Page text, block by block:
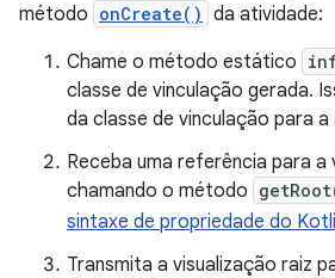
método onCreate() da atividade:
Chame o método estático
classe de vinculação gerada.
da classe de vinculação para a
Receba uma referência para a
chamando o método
sintaxe de propriedade do
Transmita a visualização raiz